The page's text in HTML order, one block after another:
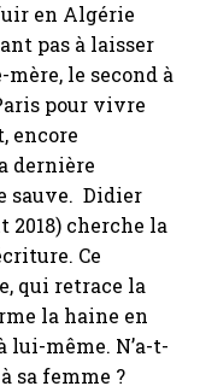
en Algérie
pas à laisser
mère, le second à
pour vivre
encore
dernière
sauve. Didier
2018) cherche la
Ce
qui retrace la
la haine en
même. N’a-t-
sa femme ?